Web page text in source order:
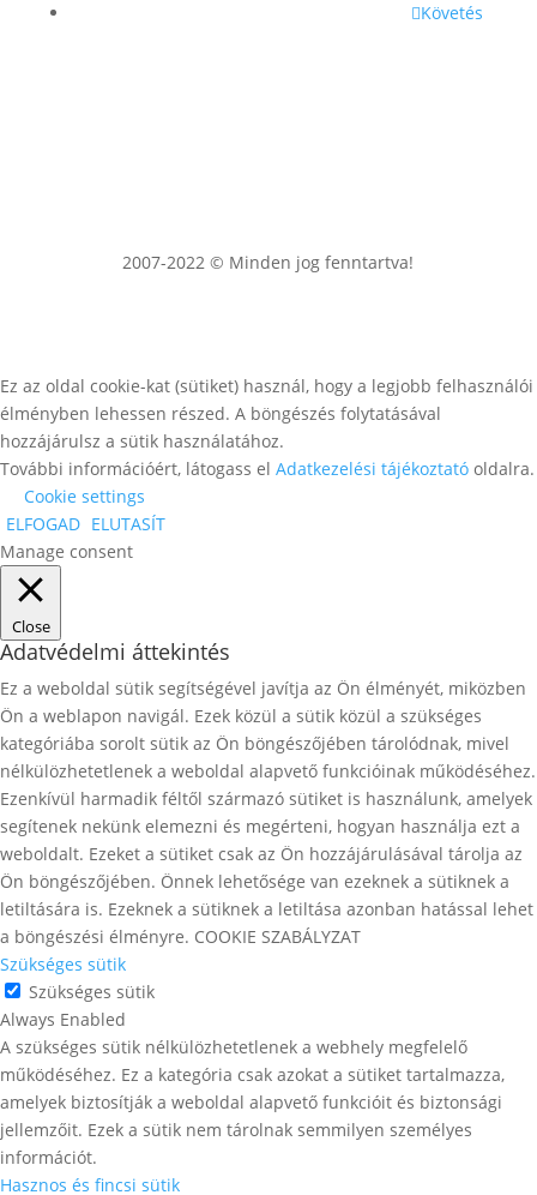
Követés
2007-2022 © Minden jog fenntartva!
Ez az oldal cookie-kat (sütiket) használ, hogy a legjobb felhasználói
élményben lehessen részed. A böngészés folytatásával
hozzájárulsz a sütik használatához.
További információért, látogass el Adatkezelési tájékoztató oldalra.
Cookie settings
ELFOGAD ELUTASÍT
Manage consent
Close
Adatvédelmi áttekintés
Ez a weboldal sütik segítségével javítja az Ön élményét, miközben
Ön a weblapon navigál. Ezek közül a sütik közül a szükséges
kategóriába sorolt ​​sütik az Ön böngészőjében tárolódnak, mivel
nélkülözhetetlenek a weboldal alapvető funkcióinak működéséhez.
Ezenkívül harmadik féltől származó sütiket is használunk, amelyek
segítenek nekünk elemezni és megérteni, hogyan használja ezt a
weboldalt. Ezeket a sütiket csak az Ön hozzájárulásával tárolja az
Ön böngészőjében. Önnek lehetősége van ezeknek a sütiknek a
letiltására is. Ezeknek a sütiknek a letiltása azonban hatással lehet
a böngészési élményre. COOKIE SZABÁLYZAT
Szükséges sütik
Szükséges sütik
Always Enabled
A szükséges sütik nélkülözhetetlenek a webhely megfelelő
működéséhez. Ez a kategória csak azokat a sütiket tartalmazza,
amelyek biztosítják a weboldal alapvető funkcióit és biztonsági
jellemzőit. Ezek a sütik nem tárolnak semmilyen személyes
információt.
Hasznos és fincsi sütik